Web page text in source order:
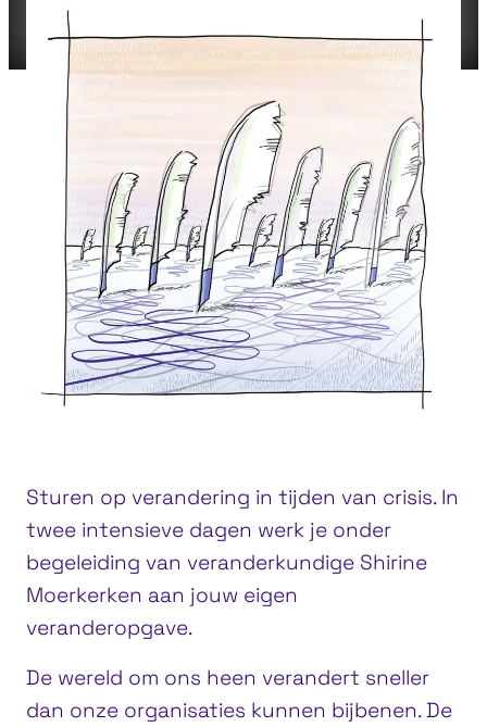
Sturen op verandering in tijden van crisis. In
twee intensieve dagen werk je onder
begeleiding van veranderkundige Shirine
Moerkerken aan jouw eigen
veranderopgave.
De wereld om ons heen verandert sneller
dan onze organisaties kunnen bijbenen. De